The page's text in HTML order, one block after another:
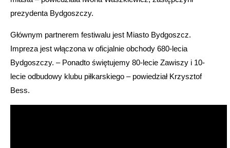
prezydenta Bydgoszczy.
Głównym partnerem festiwalu jest Miasto Bydgoszcz.
Impreza jest włączona w oficjalnie obchody 680-lecia
Bydgoszczy. – Ponadto świętujemy 80-lecie Zawiszy i 10-
lecie odbudowy klubu piłkarskiego – powiedział Krzysztof
Bess.